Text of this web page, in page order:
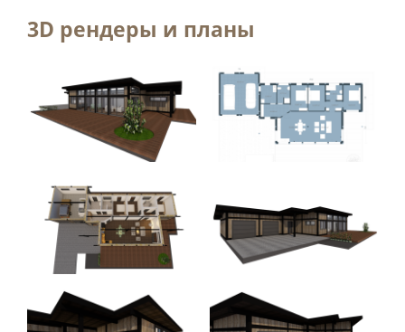
3D рендеры и планы